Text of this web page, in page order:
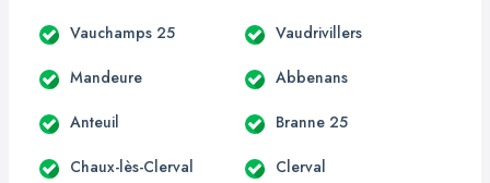
Vauchamps 25 Vaudrivillers
Mandeure Abbenans
Anteuil Branne 25
Chaux-lès-Clerval Clerval